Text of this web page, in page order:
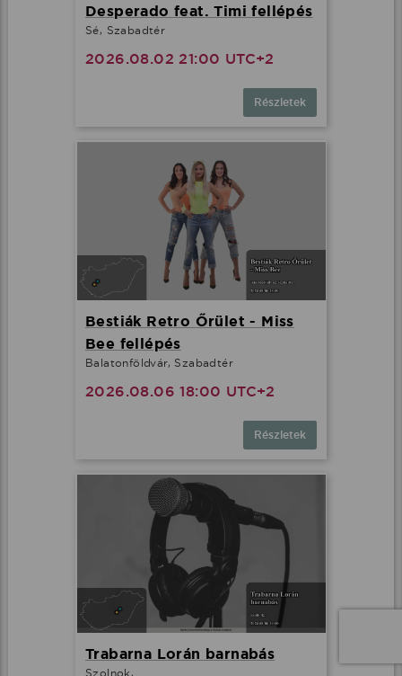
Desperado feat. Timi fellépés
Sé, Szabadtér
2026.08.02 21:00 UTC+2
Részletek
Bestiák Retro Őrület - Miss
Bee fellépés
Balatonföldvár, Szabadtér
2026.08.06 18:00 UTC+2
Részletek
Trabarna Lorán barnabás
Szolnok, .